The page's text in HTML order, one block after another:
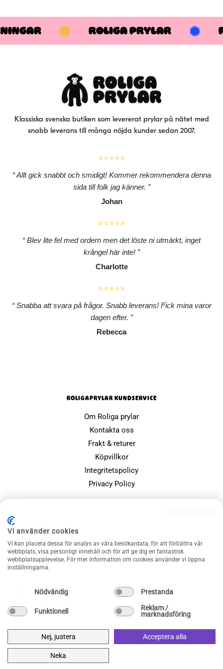
De
ROLIGA PRYLAR
Klassiska svenska butiken som levererat prylar på nätet med
snabb leverans till många nöjda kunder sedan 2007.
⭐⭐⭐⭐⭐
Allt gick snabbt och smidigt! Kommer rekommendera denna
sida till folk jag känner.
Johan
⭐⭐⭐⭐⭐
Blev lite fel med ordern men det löste ni utmärkt, inget
krångel här inte!
Charlotte
⭐⭐⭐⭐⭐
Snabba att svara på frågor. Snabb leverans! Fick mina varor
dagen efter.
Rebecca
ROLIGAPRYLAR KUNDSERVICE
Om Roliga prylar
Kontakta oss
Frakt & returer
Köpvillkor
Integritetspolicy
Privacy Policy
Julklappsspelet
Merchandise
Vi använder cookies
Vi kan placera dessa för analys av våra besökardata, för att förbättra vår
webbplats, visa personligt innehåll och för att ge dig en fantastisk
webbplatsupplevelse. För mer information om cookies använder vi öppna
inställningarna.
Nödvändig Prestanda
Funktionell
Reklam /
marknadsföring
Nej, justera Acceptera alla
Neka